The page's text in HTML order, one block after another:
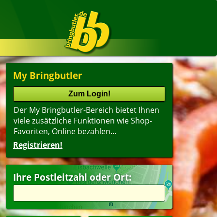
My Bringbutler
Der My Bringbutler-Bereich bietet Ihnen
viele zusätzliche Funktionen wie Shop-
Favoriten, Online bezahlen...
Registrieren!
Ihre Postleitzahl oder Ort: